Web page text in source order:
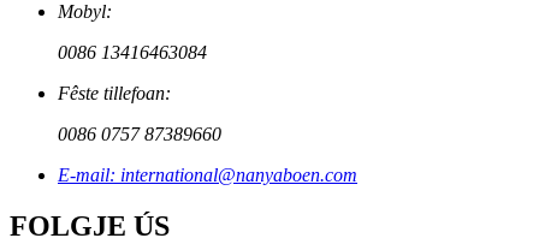
Mobyl:
0086 13416463084
Fêste tillefoan:
0086 0757 87389660
E-mail: international@nanyaboen.com
FOLGJE ÚS